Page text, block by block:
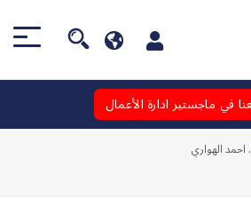
في ماجستير ادارة الأعمال
احمد الهواري